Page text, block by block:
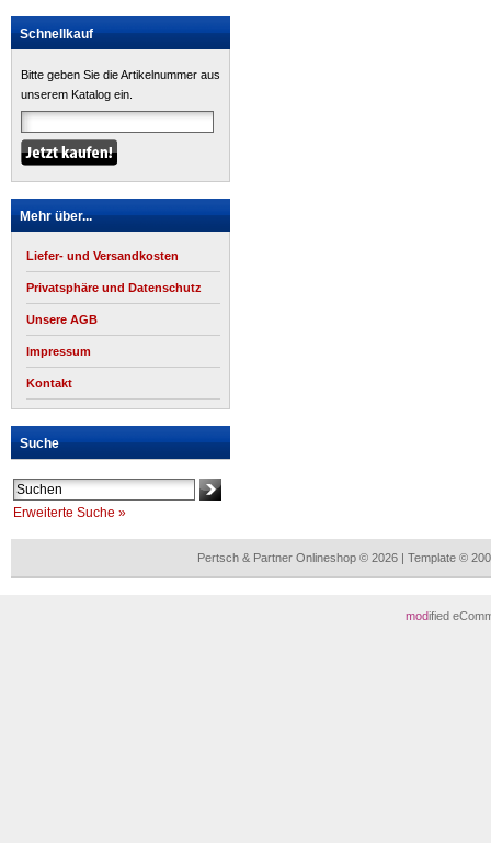
Schnellkauf
Bitte geben Sie die Artikelnummer aus
unserem Katalog ein.
Mehr über...
Liefer- und Versandkosten
Privatsphäre und Datenschutz
Unsere AGB
Impressum
Kontakt
Suche
Erweiterte Suche »
Pertsch & Partner Onlineshop © 2026 | Template ©
modified